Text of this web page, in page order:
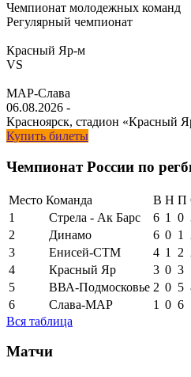
Чемпионат молодежных команд
Регулярный чемпионат
Красный Яр-м
VS
МАР-Слава
06.08.2026 -
Красноярск, стадион «Красный
Купить билеты
Чемпионат России по
Место Команда В Н П
1
Стрела - Ак Барс 6 1 0
2
Динамо 6 0 1
3
Енисей-СТМ 4 1 2
4
Красный Яр 3 0 3
5
ВВА-Подмосковье 2 0 5
6
Слава-МАР 1 0 6
Вся таблица
Матчи